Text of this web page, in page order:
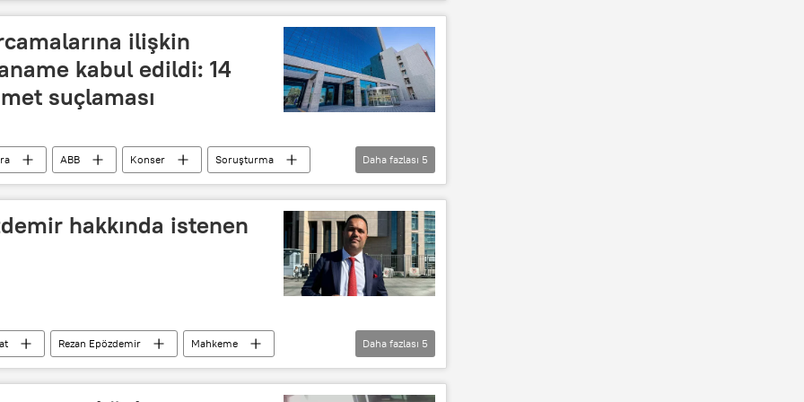
ilişkin
kabul edildi: 14
suçlaması
ABB Konser
Soruşturma
Rüşvet teklifi Dolandırıcılık dolandırmak
Daha fazlası 5
hakkında istenen
Rezan Epözdemir
Mahkeme
Rüşvet
Rüşvet teklifi
Daha fazlası 5